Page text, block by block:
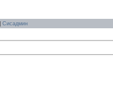
Сисадмин